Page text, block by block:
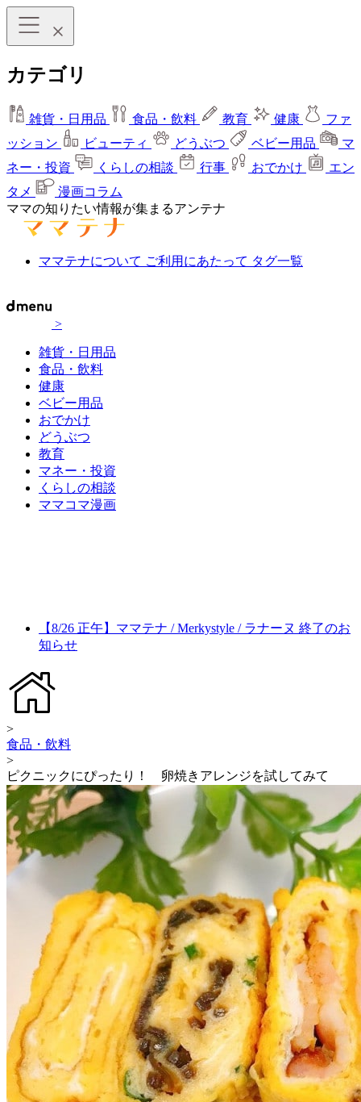
カテゴリ
雑貨・日用品 食品・飲料 教育 健康
ファ
ッション
ビューティ どうぶつ ベビー用品
マ
ネー・投資
くらしの相談 行事 おでかけ
エン
タメ
漫画コラム
ママの知りたい情報が集まるアンテナ
ママテナについて ご利用にあたって タグ一覧
>
雑貨・日用品
食品・飲料
健康
ベビー用品
おでかけ
どうぶつ
教育
マネー・投資
くらしの相談
ママコマ漫画
【8/26 正午】ママテナ / Merkystyle / ラナーヌ 終了のお
知らせ
>
食品・飲料
>
ピクニックにぴったり！ 卵焼きアレンジを試してみて